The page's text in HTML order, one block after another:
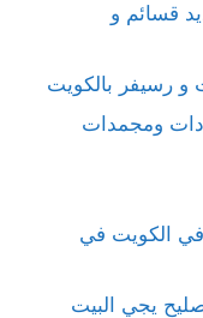
قسائم و
و رسيفر بالكويت
ومجمدات
الكويت في
يجي البيت